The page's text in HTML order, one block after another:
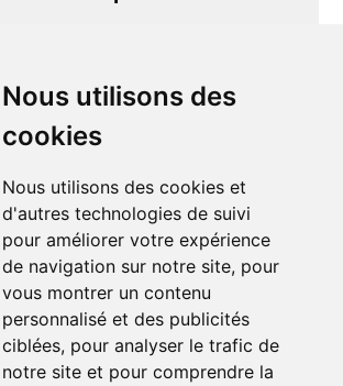
Nous utilisons des
cookies
Nous utilisons des cookies et
d'autres technologies de suivi
pour améliorer votre expérience
de navigation sur notre site, pour
vous montrer un contenu
personnalisé et des publicités
ciblées, pour analyser le trafic de
notre site et pour comprendre la